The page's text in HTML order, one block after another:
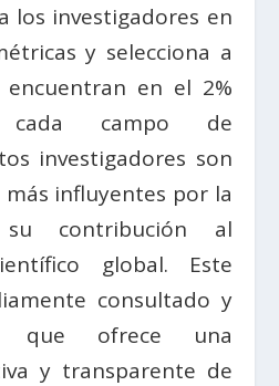
los investigadores en
y selecciona a
en el 2%
campo de
investigadores son
influyentes por la
contribución al
global. Este
consultado y
que ofrece una
y transparente de